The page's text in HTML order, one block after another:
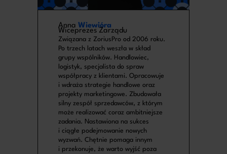
Anna Wiewióra
Wiceprezes Zarządu
Związana z ZoriusPro od 2006 roku.
Po trzech latach weszła w skład
grupy wspólników. Handlowiec,
logistyk, specjalista do spraw
współpracy z klientami. Opracowuje
i wdraża strategie handlowe oraz
projekty marketingowe. Zbudowała
silny zespół sprzedawców, z którym
może realizować coraz ambitniejsze
zadania. Nastawiona na sukces
i ciągłe podejmowanie nowych
wyzwań. Chętnie pomaga innym
i przekonuje, że warto wyjść poza